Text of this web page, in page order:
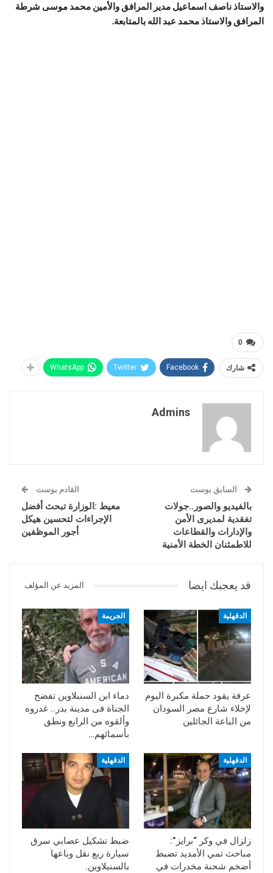
والاستاذ ناصف اسماعيل مدير المرافق والأمين محمد موسى شرطة
المرافق والاستاذ محمد عبد الله بالمتابعة.
0
شارك Facebook
Twitter
WhatsApp
Admins
السابق بوست
بالفيديو والصور..جولات
تفقدية لمديرى الأمن
والإدارات والقطاعات
للاطمئنان الخطة الأمنية
القادم بوست
معيط :الوزارة تبحث أفضل
الإجراءات لتحسين هيكل
أجور الموظفين
قد يعجبك ايضا المزيد عن المؤلف
الدقهلية
عرفة يقود حملة مكبرة اليوم
لإخلاء شارع مصر السودان
من الباعة الجائلين
الجريمة
دماء ابن السنبلاوين تفضح
الجناة فى مدينة بدر.. غدروه
وألقوه من الرابع ونطق
بأسمائهم…
الدقهلية
زلزال في وكر “برايز”:
مباحث تمي الأمديد تضبط
أضخم شحنة مخدرات في
الدقهلية
ضبط تشكيل عصابي سرق
سيارة ربع نقل وباعها
بالسنبلاوين.